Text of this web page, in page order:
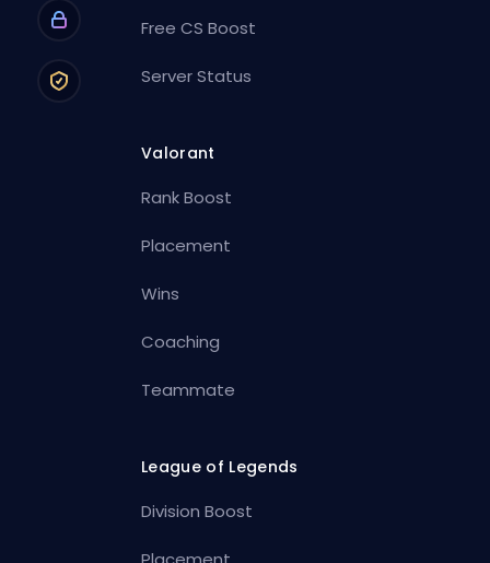
Free CS Boost
Server Status
Valorant
Rank Boost
Placement
Wins
Coaching
Teammate
League of Legends
Division Boost